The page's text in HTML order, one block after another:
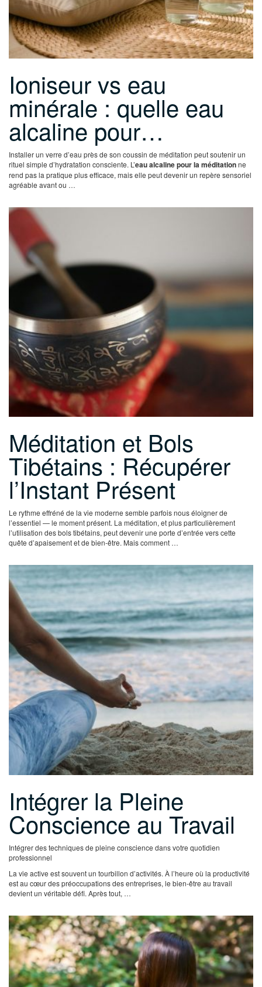
Ioniseur vs eau
minérale : quelle eau
alcaline pour…
Installer un verre d’eau près de son coussin de méditation peut soutenir un
rituel simple d’hydratation consciente. L’eau alcaline pour la méditationne
rend pas la pratique plus efficace, mais elle peut devenir un repère sensoriel
agréable avant ou …
Méditation et Bols
Tibétains : Récupérer
l’Instant Présent
Le rythme effréné de la vie moderne semble parfois nous éloigner de
l’essentiel — le moment présent. La méditation, et plus particulièrement
l’utilisation des bols tibétains, peut devenir une porte d’entrée vers cette
quête d’apaisement et de bien-être. Mais comment …
Intégrer la Pleine
Conscience au Travail
Intégrer des techniques de pleine conscience dans votre quotidien
professionnel
La vie active est souvent un tourbillon d’activités. À l’heure où la productivité
est au cœur des préoccupations des entreprises, le bien-être au travail
devient un véritable défi. Après tout, …